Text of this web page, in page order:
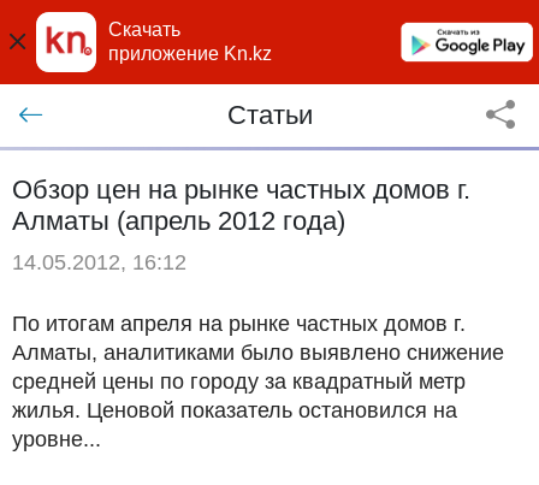
Скачать
приложение Kn.kz
Статьи
Обзор цен на рынке частных домов г.
Алматы (апрель 2012 года)
14.05.2012, 16:12
По итогам апреля на рынке частных домов г.
Алматы, аналитиками было выявлено снижение
средней цены по городу за квадратный метр
жилья. Ценовой показатель остановился на
уровне...